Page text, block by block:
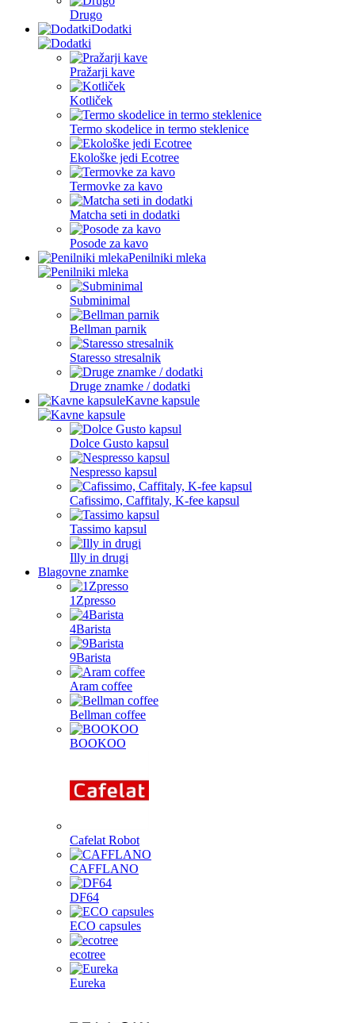
Drugo
Dodatki
Pražarji kave
Kotliček
Termo skodelice in termo steklenice
Ekološke jedi Ecotree
Termovke za kavo
Matcha seti in dodatki
Posode za kavo
Penilniki mleka
Subminimal
Bellman parnik
Staresso stresalnik
Druge znamke / dodatki
Kavne kapsule
Dolce Gusto kapsul
Nespresso kapsul
Cafissimo, Caffitaly, K-fee kapsul
Tassimo kapsul
Illy in drugi
Blagovne znamke
1Zpresso
4Barista
9Barista
Aram coffee
Bellman coffee
BOOKOO
Cafelat Robot
CAFFLANO
DF64
ECO capsules
ecotree
Eureka